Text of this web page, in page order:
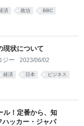
済 政治 BBC
状について
ジー 2023/06/02
経済 日本 ビジネス
ル！定番から、知
ハッカー・ジャパ